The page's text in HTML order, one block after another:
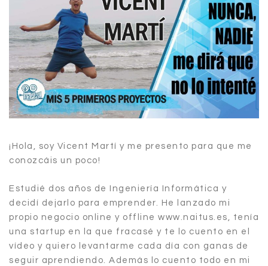
¡Hola, soy Vicent Martí y me presento para que me
conozcáis un poco!
Estudié dos años de Ingeniería Informática y
decidí dejarlo para emprender. He lanzado mi
propio negocio online y offline www.naitus.es, tenía
una startup en la que fracasé y te lo cuento en el
vídeo y quiero levantarme cada día con ganas de
seguir aprendiendo. Además lo cuento todo en mi